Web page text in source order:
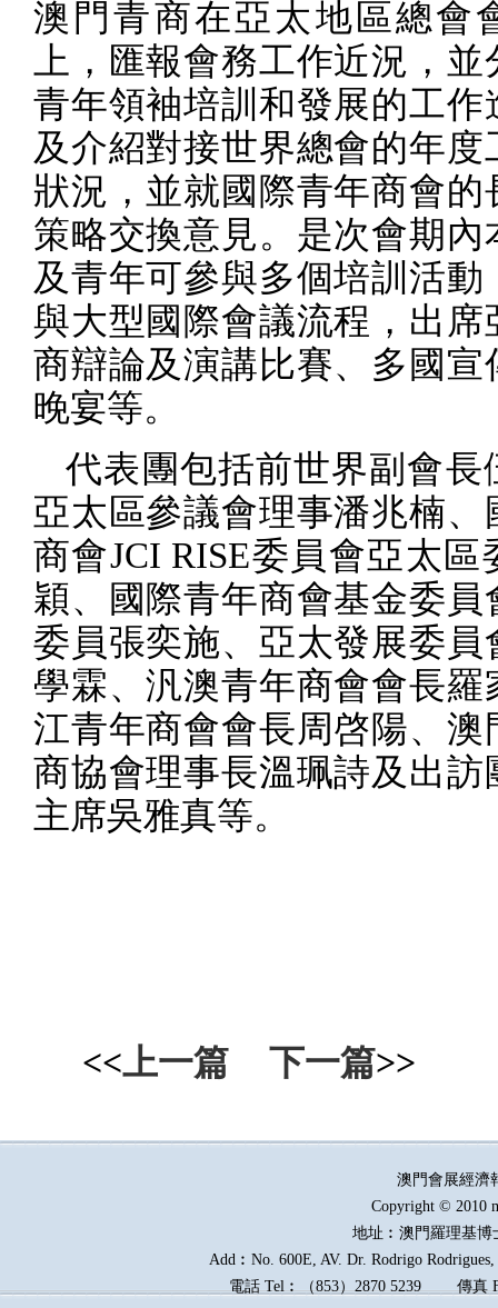
澳門青商在亞太地區總會
上，匯報會務工作近況，
青年領袖培訓和發展的工作
及介紹對接世界總會的年度
狀況，並就國際青年商會的
策略交換意見。是次會期內
及青年可參與多個培訓活動
與大型國際會議流程，出席
商辯論及演講比賽、多國宣
晚宴等。
代表團包括前世界副會長
亞太區參議會理事潘兆楠、
商會JCI RISE委員會亞太區
穎、國際青年商會基金委員
委員張奕施、亞太發展委員
學霖、汎澳青年商會會長羅
江青年商會會長周啓陽、澳
商協會理事長溫珮詩及出訪
主席吳雅真等。
<<上一篇 下一篇>>
澳門會展經
Copyright © 2010
地址︰澳門羅理基博
Add︰No. 600E, AV. Dr. Rodrigo
電話 Tel︰（853）2870 5239傳真